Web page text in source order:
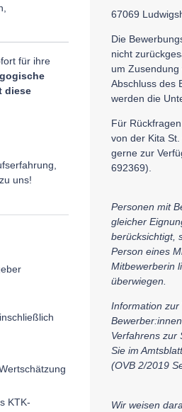
für ihre
diese
uns!
KTK-
67069
Die
nicht
um Zusendung
Abschluss des
werden die
Für
von der Kita
gerne zur
692369).
Personen mit
gleicher
berücksichtigt,
Person eines
Mitbewerberin
überwiegen.
Information
Verfahrens zur
Sie im
(OVB 2/2019
Wir weisen